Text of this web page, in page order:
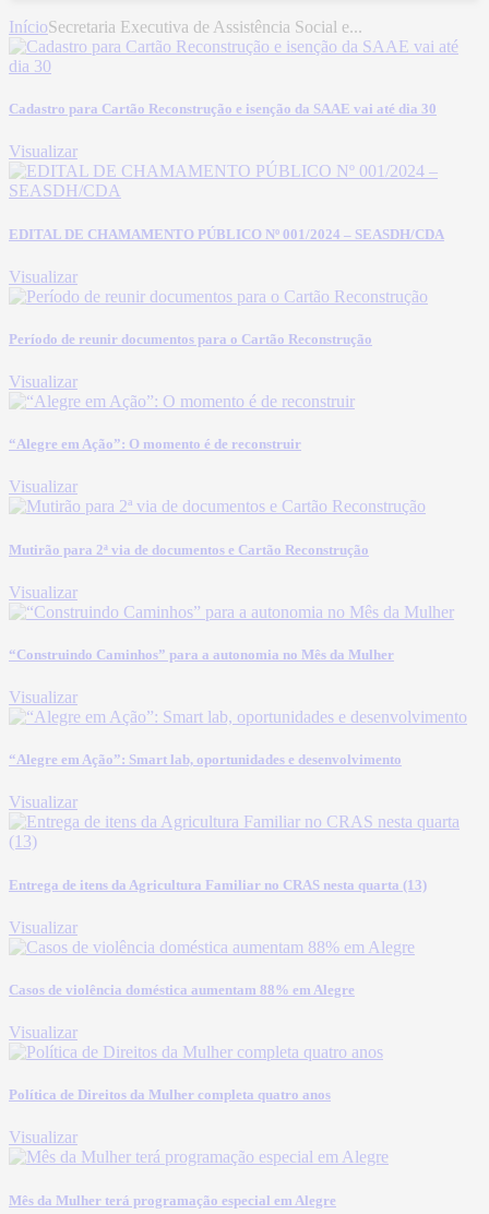
InícioSecretaria Executiva de Assistência Social e...
Cadastro para Cartão Reconstrução e isenção da SAAE vai até dia 30
Visualizar
EDITAL DE CHAMAMENTO PÚBLICO Nº 001/2024 – SEASDH/CDA
Visualizar
Período de reunir documentos para o Cartão Reconstrução
Visualizar
“Alegre em Ação”: O momento é de reconstruir
Visualizar
Mutirão para 2ª via de documentos e Cartão Reconstrução
Visualizar
“Construindo Caminhos” para a autonomia no Mês da Mulher
Visualizar
“Alegre em Ação”: Smart lab, oportunidades e desenvolvimento
Visualizar
Entrega de itens da Agricultura Familiar no CRAS nesta quarta (13)
Visualizar
Casos de violência doméstica aumentam 88% em Alegre
Visualizar
Política de Direitos da Mulher completa quatro anos
Visualizar
Mês da Mulher terá programação especial em Alegre